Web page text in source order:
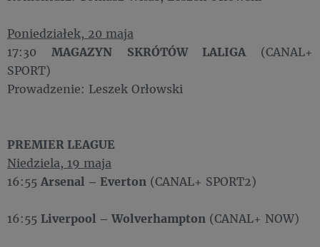
Poniedziałek, 20 maja
17:30 MAGAZYN SKRÓTÓW LALIGA(CANAL+
SPORT)
Prowadzenie: Leszek Orłowski
PREMIER LEAGUE
Niedziela, 19 maja
16:55 Arsenal – Everton (CANAL+ SPORT2)
16:55 Liverpool – Wolverhampton (CANAL+ NOW)